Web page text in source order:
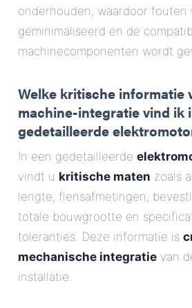
Bericht verzenden
onderhouden, waardoor fouten
geminimaliseerd en de
machinecomponenten wordt
Welke kritische informatie
machine-integratie vind ik
gedetailleerde
In een gedetailleerde
vindt u kritische maten zoals
lengte, flensafmetingen,
totale bouwgrootte en
toleranties. Deze informatie is
mechanische integratie van
installatie.